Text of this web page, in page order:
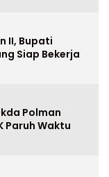
II, Bupati
Siap Bekerja
Polman
Paruh Waktu